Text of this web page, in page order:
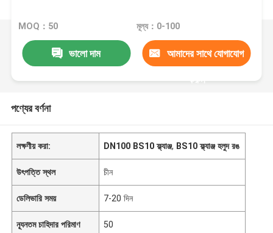
MOQ：50 মূল্য：0-100
ভালো দাম আমাদের সাথে যোগাযোগ
করুন
পণ্যের বর্ণনা
লক্ষণীয় করা: DN100 BS10 ফ্ল্যাঞ্জ, BS10 ফ্ল্যাঞ্জ হলুদ রঙ
উৎপত্তি স্থল চীন
ডেলিভারি সময় 7-20 দিন
ন্যূনতম চাহিদার পরিমাণ 50